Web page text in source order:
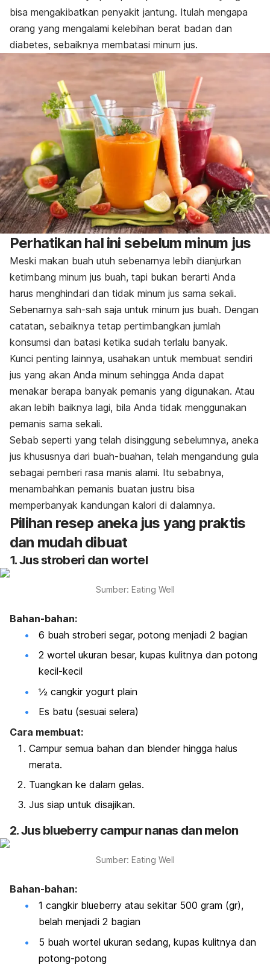
bisa mengakibatkan penyakit jantung. Itulah mengapa
orang yang mengalami kelebihan berat badan dan
diabetes, sebaiknya membatasi minum jus.
Perhatikan hal ini sebelum minum jus
Meski makan buah utuh sebenarnya lebih dianjurkan
ketimbang minum jus buah, tapi bukan berarti Anda
harus menghindari dan tidak minum jus sama sekali.
Sebenarnya sah-sah saja untuk minum jus buah. Dengan
catatan, sebaiknya tetap pertimbangkan jumlah
konsumsi dan batasi ketika sudah terlalu banyak.
Kunci penting lainnya, usahakan untuk membuat sendiri
jus yang akan Anda minum sehingga Anda dapat
menakar berapa banyak pemanis yang digunakan. Atau
akan lebih baiknya lagi, bila Anda tidak menggunakan
pemanis sama sekali.
Sebab seperti yang telah disinggung sebelumnya, aneka
jus khususnya dari buah-buahan, telah mengandung gula
sebagai pemberi rasa manis alami. Itu sebabnya,
menambahkan pemanis buatan justru bisa
memperbanyak kandungan kalori di dalamnya.
Pilihan resep aneka jus yang praktis
dan mudah dibuat
1. Jus stroberi dan wortel
Sumber: Eating Well
Bahan-bahan:
6 buah stroberi segar, potong menjadi 2 bagian
2 wortel ukuran besar, kupas kulitnya dan potong
kecil-kecil
½ cangkir yogurt plain
Es batu (sesuai selera)
Cara membuat:
Campur semua bahan dan blender hingga halus
merata.
Tuangkan ke dalam gelas.
Jus siap untuk disajikan.
2. Jus blueberry campur nanas dan melon
Sumber: Eating Well
Bahan-bahan:
1 cangkir blueberry atau sekitar 500 gram (gr),
belah menjadi 2 bagian
5 buah wortel ukuran sedang, kupas kulitnya dan
potong-potong